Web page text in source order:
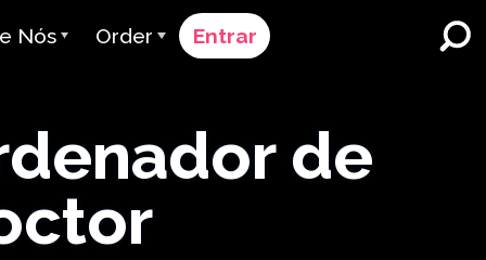
Nós
Servimos
Escolas e Distritos do Ensino
Fundamental e Médio
Equipe
& Avaliação
Order
Solicite um Orçamento
Contact Sales
Entrar
de